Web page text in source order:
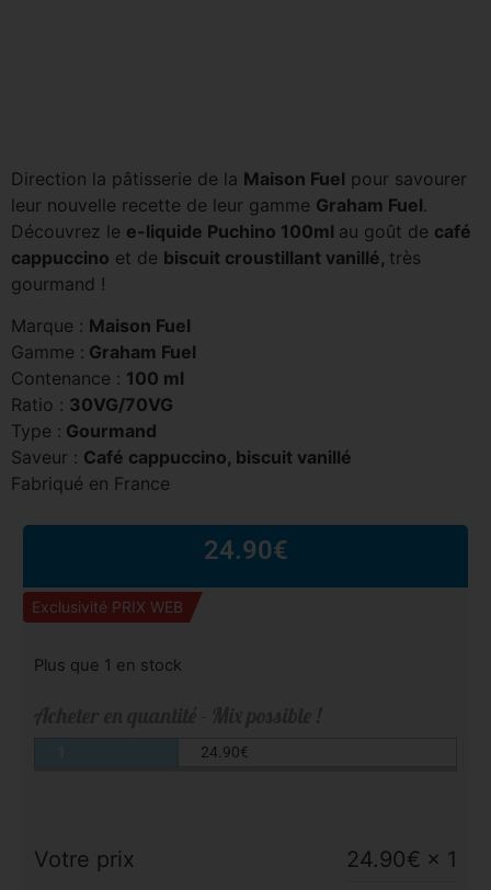
Direction la pâtisserie de la Maison Fuel pour savourer
leur nouvelle recette de leur gamme Graham Fuel.
Découvrez le e-liquide Puchino 100ml au goût de café
cappuccino et de biscuit croustillant vanillé, très
gourmand !
Marque : Maison Fuel
Gamme : Graham Fuel
Contenance : 100 ml
Ratio : 30VG/70VG
Type : Gourmand
Saveur : Café cappuccino, biscuit vanillé
Fabriqué en France
24.90€
Exclusivité PRIX WEB
Plus que 1 en stock
24.90€
Votre prix 24.90€ × 1